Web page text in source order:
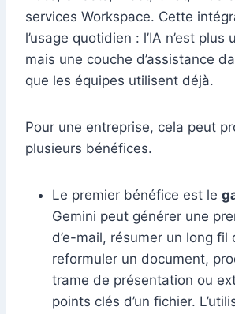
services Workspace. Cette
l’usage quotidien : l’IA n’est
mais une couche d’assistance
que les équipes utilisent déjà.
Pour une entreprise, cela peut
plusieurs bénéfices.
Le premier bénéfice est le
Gemini peut générer une
d’e-mail, résumer un long fil
reformuler un document,
trame de présentation ou
points clés d’un fichier.